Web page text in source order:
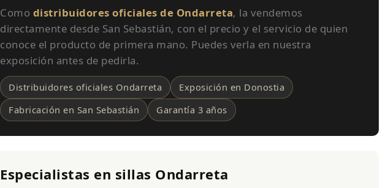
Como distribuidores oficiales de Ondarreta, la vendemos
directamente desde San Sebastián, con el precio y el servicio de quien
conoce el producto de primera mano. Puedes verla en nuestra
exposición antes de pedirla.
Distribuidores oficiales Ondarreta
Exposición en Donostia
Fabricación en San Sebastián
Garantía 3 años
Especialistas en sillas Ondarreta